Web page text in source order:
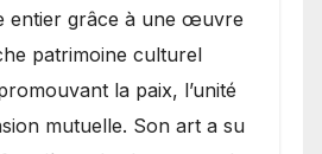
entier grâce à une œuvre
patrimoine culturel
la paix, l’unité
mutuelle. Son art a su